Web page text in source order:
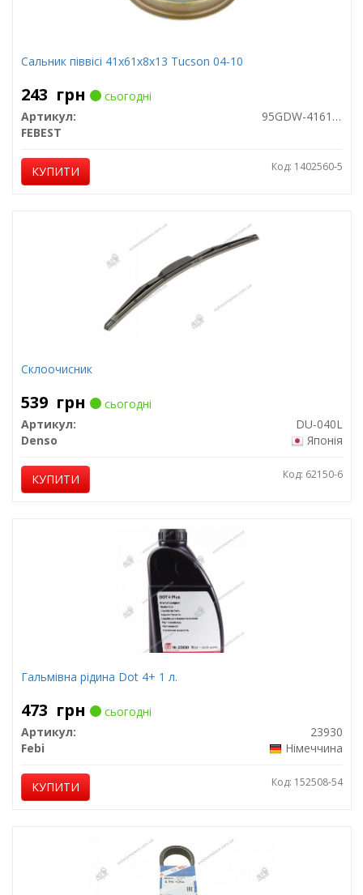
Сальник піввісі 41x61x8x13 Tucson 04-10
243 грн
сьогодні
Артикул:
95GDW-41610813R
FEBEST
КУПИТИ Код: 1402560-5
Склоочисник
539 грн
сьогодні
Артикул:
DU-040L
Denso
Японія
КУПИТИ Код: 62150-6
Гальмівна рідина Dot 4+ 1 л.
473 грн
сьогодні
Артикул:
23930
Febi
Німеччина
КУПИТИ Код: 152508-54